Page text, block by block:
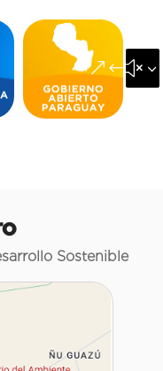
Sostenible